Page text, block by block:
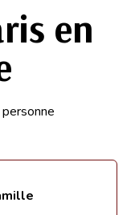
en